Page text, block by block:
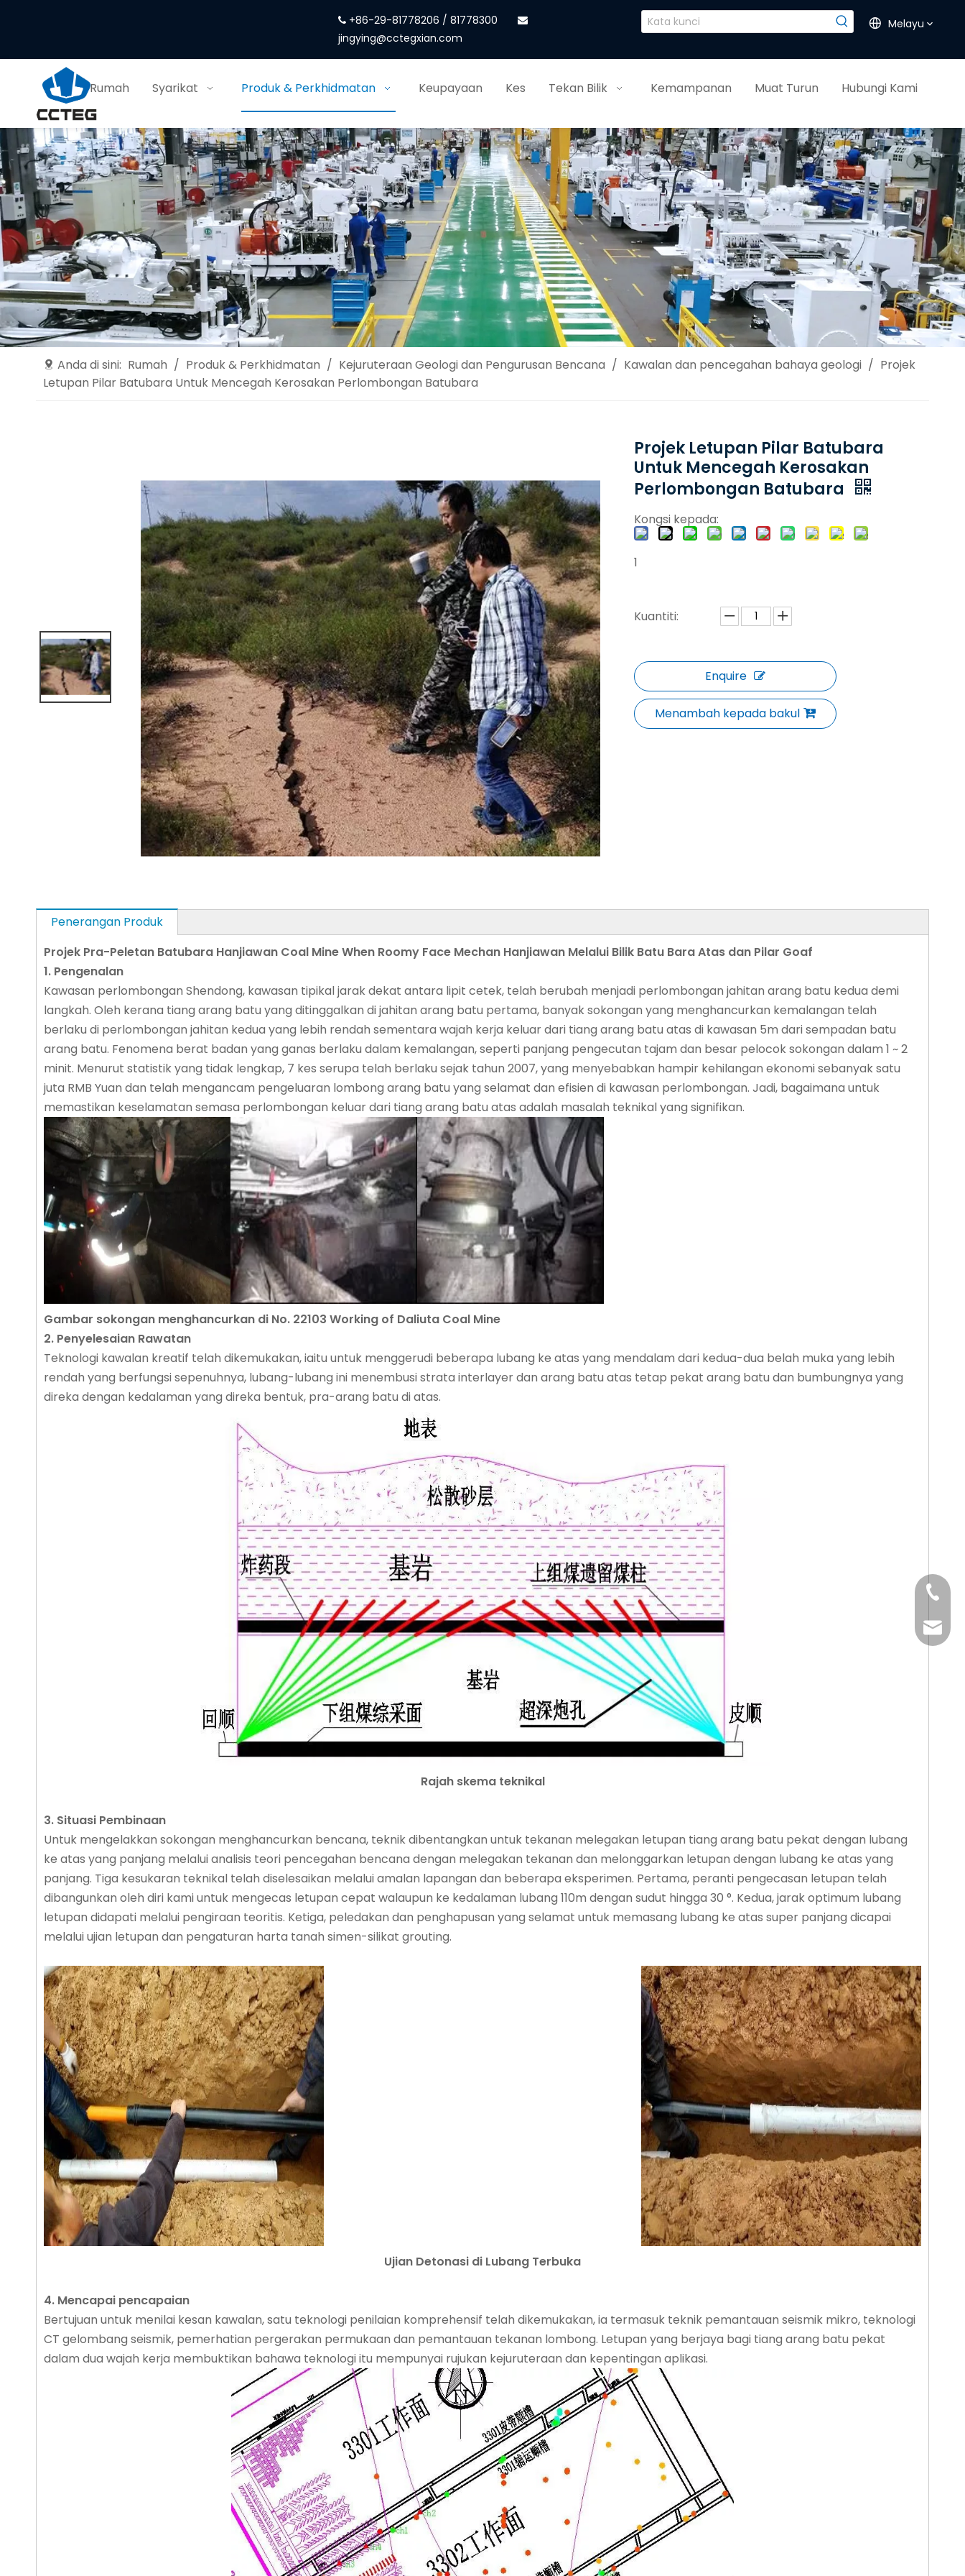
 +86-29-81778206 / 81778300
jingying@cctegxian.com
Melayu
Rumah Syarikat Produk & Perkhidmatan Keupayaan Kes Tekan Bilik Kemampanan Muat Turun Hubungi Kami
Anda di sini: Rumah / Produk & Perkhidmatan / Kejuruteraan Geologi dan Pengurusan Bencana / Kawalan dan pencegahan bahaya geologi / Projek
Letupan Pilar Batubara Untuk Mencegah Kerosakan Perlombongan Batubara
Projek Letupan Pilar Batubara
Untuk Mencegah Kerosakan
Perlombongan Batubara
Kongsi kepada:
1
Kuantiti:
Enquire
Menambah kepada bakul
Penerangan Produk
Projek Pra-Peletan Batubara Hanjiawan Coal Mine When Roomy Face Mechan Hanjiawan Melalui Bilik Batu Bara Atas dan Pilar Goaf
1. Pengenalan
Kawasan perlombongan Shendong, kawasan tipikal jarak dekat antara lipit cetek, telah berubah menjadi perlombongan jahitan arang batu kedua demi
langkah. Oleh kerana tiang arang batu yang ditinggalkan di jahitan arang batu pertama, banyak sokongan yang menghancurkan kemalangan telah
berlaku di perlombongan jahitan kedua yang lebih rendah sementara wajah kerja keluar dari tiang arang batu atas di kawasan 5m dari sempadan batu
arang batu. Fenomena berat badan yang ganas berlaku dalam kemalangan, seperti panjang pengecutan tajam dan besar pelocok sokongan dalam 1 ~ 2
minit. Menurut statistik yang tidak lengkap, 7 kes serupa telah berlaku sejak tahun 2007, yang menyebabkan hampir kehilangan ekonomi sebanyak satu
juta RMB Yuan dan telah mengancam pengeluaran lombong arang batu yang selamat dan efisien di kawasan perlombongan. Jadi, bagaimana untuk
memastikan keselamatan semasa perlombongan keluar dari tiang arang batu atas adalah masalah teknikal yang signifikan.
Gambar sokongan menghancurkan di No. 22103 Working of Daliuta Coal Mine
2. Penyelesaian Rawatan
Teknologi kawalan kreatif telah dikemukakan, iaitu untuk menggerudi beberapa lubang ke atas yang mendalam dari kedua-dua belah muka yang lebih
rendah yang berfungsi sepenuhnya, lubang-lubang ini menembusi strata interlayer dan arang batu atas tetap pekat arang batu dan bumbungnya yang
direka dengan kedalaman yang direka bentuk, pra-arang batu di atas.
Rajah skema teknikal
3. Situasi Pembinaan
Untuk mengelakkan sokongan menghancurkan bencana, teknik dibentangkan untuk tekanan melegakan letupan tiang arang batu pekat dengan lubang
ke atas yang panjang melalui analisis teori pencegahan bencana dengan melegakan tekanan dan melonggarkan letupan dengan lubang ke atas yang
panjang. Tiga kesukaran teknikal telah diselesaikan melalui amalan lapangan dan beberapa eksperimen. Pertama, peranti pengecasan letupan telah
dibangunkan oleh diri kami untuk mengecas letupan cepat walaupun ke kedalaman lubang 110m dengan sudut hingga 30 °. Kedua, jarak optimum lubang
letupan didapati melalui pengiraan teoritis. Ketiga, peledakan dan penghapusan yang selamat untuk memasang lubang ke atas super panjang dicapai
melalui ujian letupan dan pengaturan harta tanah simen-silikat grouting.
Ujian Detonasi di Lubang Terbuka
4. Mencapai pencapaian
Bertujuan untuk menilai kesan kawalan, satu teknologi penilaian komprehensif telah dikemukakan, ia termasuk teknik pemantauan seismik mikro, teknologi
CT gelombang seismik, pemerhatian pergerakan permukaan dan pemantauan tekanan lombong. Letupan yang berjaya bagi tiang arang batu pekat
dalam dua wajah kerja membuktikan bahawa teknologi itu mempunyai rujukan kejuruteraan dan kepentingan aplikasi.
+86-
+86-